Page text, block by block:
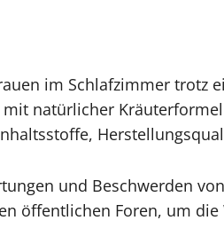
im Schlafzimmer trotz
natürlicher
und Beschwerden
öffentlichen Foren, um